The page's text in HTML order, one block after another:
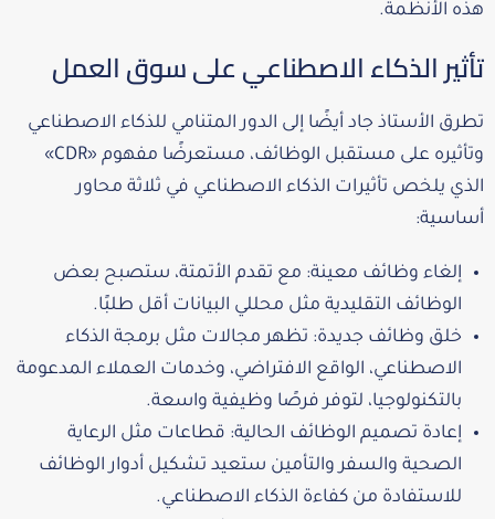
هذه الأنظمة.
تأثير الذكاء الاصطناعي على سوق العمل
تطرق الأستاذ جاد أيضًا إلى الدور المتنامي للذكاء الاصطناعي
وتأثيره على مستقبل الوظائف، مستعرضًا مفهوم «CDR»
الذي يلخص تأثيرات الذكاء الاصطناعي في ثلاثة محاور
أساسية:
إلغاء وظائف معينة: مع تقدم الأتمتة، ستصبح بعض
الوظائف التقليدية مثل محللي البيانات أقل طلبًا.
خلق وظائف جديدة: تظهر مجالات مثل برمجة الذكاء
الاصطناعي، الواقع الافتراضي، وخدمات العملاء المدعومة
بالتكنولوجيا، لتوفر فرصًا وظيفية واسعة.
إعادة تصميم الوظائف الحالية: قطاعات مثل الرعاية
الصحية والسفر والتأمين ستعيد تشكيل أدوار الوظائف
للاستفادة من كفاءة الذكاء الاصطناعي.